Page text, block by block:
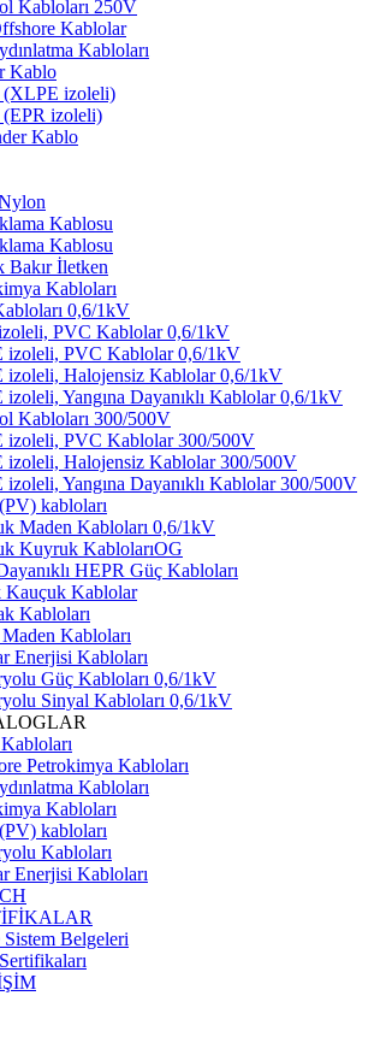
Kabloları 250V
Kablolar
Kabloları
Kablo
(XLPE izoleli)
izoleli)
Kablo
Kablosu
Kablosu
Bakır İletken
Kabloları
0,6/1kV
PVC Kablolar 0,6/1kV
izoleli, PVC Kablolar 0,6/1kV
izoleli, Halojensiz Kablolar 0,6/1kV
izoleli, Yangına Dayanıklı Kablolar 0,6/1kV
Kabloları 300/500V
izoleli, PVC Kablolar 300/500V
izoleli, Halojensiz Kablolar 300/500V
izoleli, Yangına Dayanıklı Kablolar 300/500V
kabloları
Maden Kabloları 0,6/1kV
Kuyruk KablolarıOG
HEPR Güç Kabloları
Kauçuk Kablolar
Kabloları
Kabloları
Enerjisi Kabloları
Güç Kabloları 0,6/1kV
Sinyal Kabloları 0,6/1kV
Petrokimya Kabloları
Kabloları
Kabloları
kabloları
Kabloları
Enerjisi Kabloları
Belgeleri